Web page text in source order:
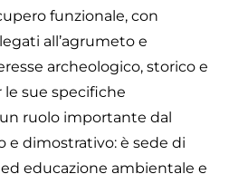
funzionale, con
all’agrumeto e
archeologico, storico e
le sue specifiche
ruolo importante dal
dimostrativo: è sede di
educazione ambientale e